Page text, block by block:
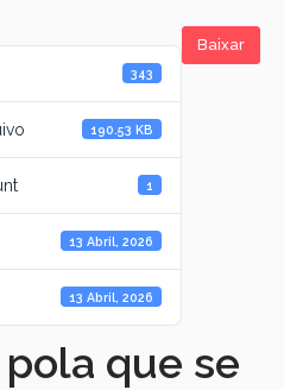
Baixar
343
190.53 KB
1
13 Abril, 2026
13 Abril, 2026
que se